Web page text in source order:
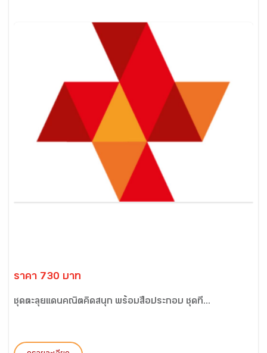
ราคา 730 บาท
ชุดตะลุยแดนคณิตคิดสนุก พร้อมสื่อประกอบ ชุดที่...